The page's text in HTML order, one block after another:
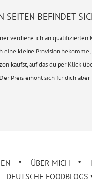
SEITEN BEFINDET
verdiene ich an qualifizierten
eine kleine Provision
kaufst, auf das du per Klick
Preis erhöht sich für dich aber
ÜBER MICH
DEUTSCHE FOODBLOGS